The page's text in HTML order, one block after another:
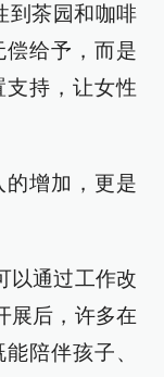
到茶园和咖啡
偿给予，而是
持，让女性
增加，更是
以通过工作改
展后，许多在
陪伴孩子、